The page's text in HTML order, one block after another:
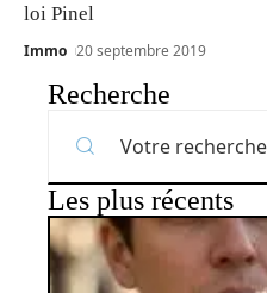
loi Pinel
Immo 20 septembre 2019
Recherche
Les plus récents